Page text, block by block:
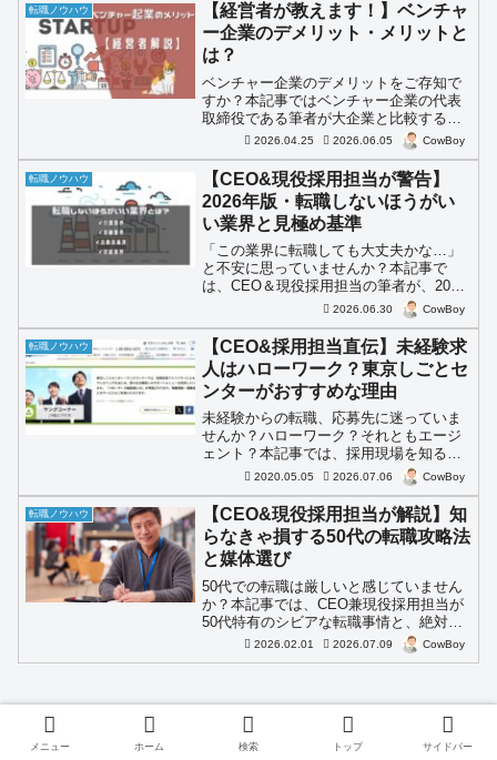
転職ノウハウ
【経営者が教えます！】ベンチャ
ー企業のデメリット・メリットと
は？
ベンチャー企業のデメリットをご存知で
すか？本記事ではベンチャー企業の代表
取締役である筆者が大企業と比較するこ
とで解説します。ベンチャー転職、大企
業転職で迷われている方は頭の整理で読
んでみませんか？
2026.04.25 2026.06.05 CowBoy
転職ノウハウ
【CEO&現役採用担当が警告】
2026年版・転職しないほうがい
い業界と見極め基準
「この業界に転職しても大丈夫かな…」
と不安に思っていませんか？本記事で
は、CEO＆現役採用担当の筆者が、2026
年の最新労働市場データ（AI代替や人手
不足）をもとに、転職しないほうがいい
業界の特徴と具体的な業界名、後悔しな
い企業選びの基準を徹底解説します。
2026.06.30 CowBoy
転職ノウハウ
【CEO&採用担当直伝】未経験求
人はハローワーク？東京しごとセ
ンターがおすすめな理由
未経験からの転職、応募先に迷っていま
せんか？ハローワーク？それともエージ
ェント？本記事では、採用現場を知る
CEOが、スキルに自信がない方向けの最
適な応募方法を解説します。なぜ「東京
しごとセンター」が特におすすめなの
か。後悔しない転職を実現したい方は、
ぜひ本記事を参考にしてください。
2020.05.05 2026.07.06 CowBoy
転職ノウハウ
【CEO&現役採用担当が解説】知
らなきゃ損する50代の転職攻略法
と媒体選び
50代での転職は厳しいと感じていません
か？本記事では、CEO兼現役採用担当が
50代特有のシビアな転職事情と、絶対に
選ぶべき媒体・避けるべき媒体を徹底解
説。年齢の壁を乗り越え、シニア世代な
2026.02.01 2026.07.09 CowBoy
【エンジニア歴15年の筆者が解説】
Pythonがプログラミング初心者に向く理
メニュー ホーム 検索 トップ サイドバー